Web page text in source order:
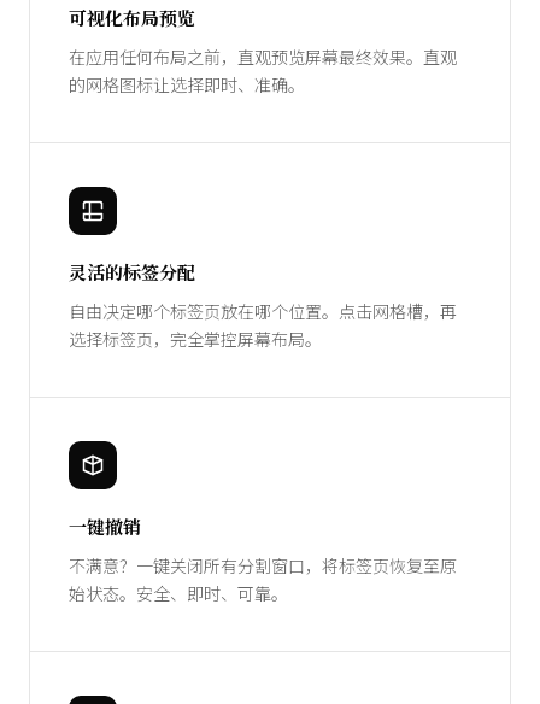
可视化布局预览
在应用任何布局之前，直观预览屏幕最终效果。直观
的网格图标让选择即时、准确。
灵活的标签分配
自由决定哪个标签页放在哪个位置。点击网格槽，再
选择标签页，完全掌控屏幕布局。
一键撤销
不满意？一键关闭所有分割窗口，将标签页恢复至原
始状态。安全、即时、可靠。